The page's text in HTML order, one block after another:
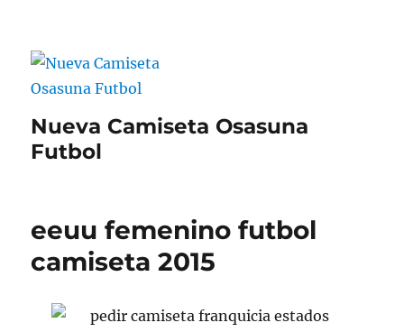
Nueva Camiseta Osasuna
Futbol
eeuu femenino futbol
camiseta 2015